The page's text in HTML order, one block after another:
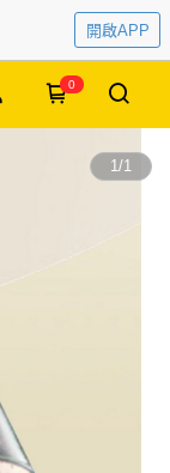
開啟APP
0
1/1